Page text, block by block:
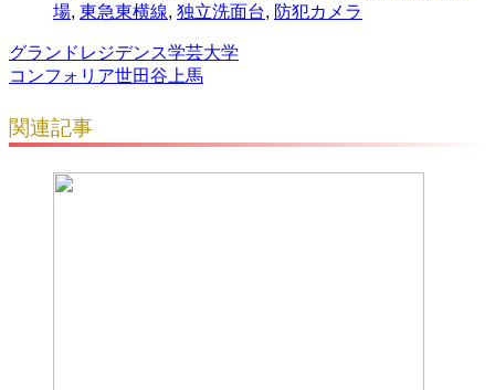
場, 東急東横線, 独立洗面台, 防犯カメラ
グランドレジデンス学芸大学
コンフォリア世田谷上馬
関連記事